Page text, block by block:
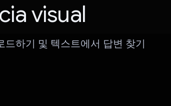
visual
하기 및 텍스트에서 답변 찾기